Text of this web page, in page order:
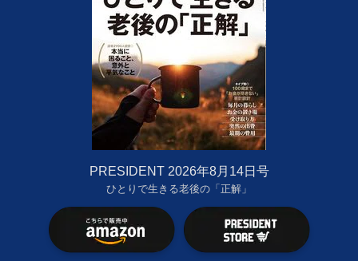
PRESIDENT 2026年8月14日号
ひとりで生きる老後の「正解」